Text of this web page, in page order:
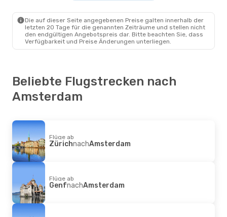
EasyjetDirekt
Amsterdam- Mailand
Die auf dieser Seite angegebenen Preise galten innerhalb der
letzten 20 Tage für die genannten Zeiträume und stellen nicht
den endgültigen Angebotspreis dar. Bitte beachten Sie, dass
Verfügbarkeit und Preise Änderungen unterliegen.
Beliebte Flugstrecken nach
Amsterdam
Flüge ab
ZürichnachAmsterdam
Flüge ab
GenfnachAmsterdam